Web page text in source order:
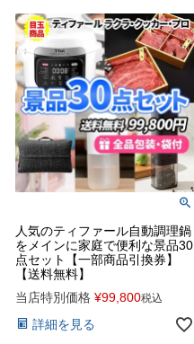
人気のティファール自動調理鍋
をメインに家庭で便利な景品30
点セット【一部商品引換券】
【送料無料】
当店特別価格 ¥99,800税込
詳細を見る